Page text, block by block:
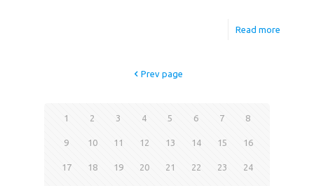
Read more
Prev page
1 2 3 4 5 6 7 8
9 10 11 12 13 14 15 16
17 18 19 20 21 22 23 24